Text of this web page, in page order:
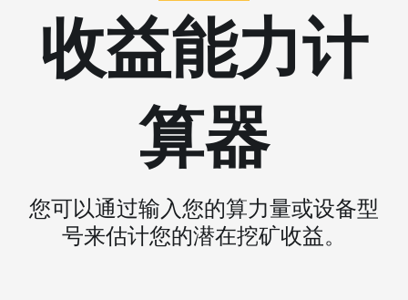
收益能力计
算器
您可以通过输入您的算力量或设备型
号来估计您的潜在挖矿收益。